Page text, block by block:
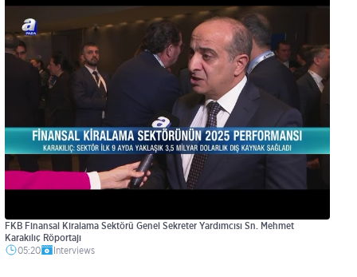
FKB Finansal Kiralama Sektörü Genel Sekreter Yardımcısı Sn. Mehmet
Karakılıç Röportajı
05:20
Interviews